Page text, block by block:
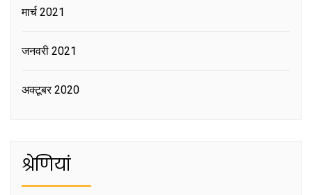
मार्च 2021
जनवरी 2021
अक्टूबर 2020
श्रेणियां